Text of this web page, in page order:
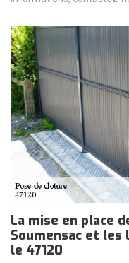
La mise en place
Soumensac et les
le 47120